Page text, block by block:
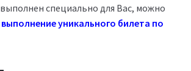
специально для Вас, можно
выполнение уникального билета по